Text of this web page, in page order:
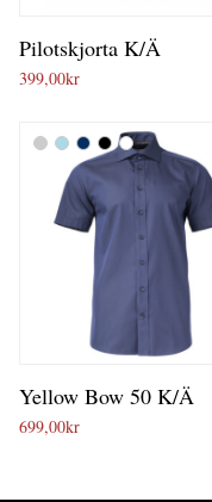
Pilotskjorta K/Ä
399,00kr
Yellow Bow 50 K/Ä
699,00kr